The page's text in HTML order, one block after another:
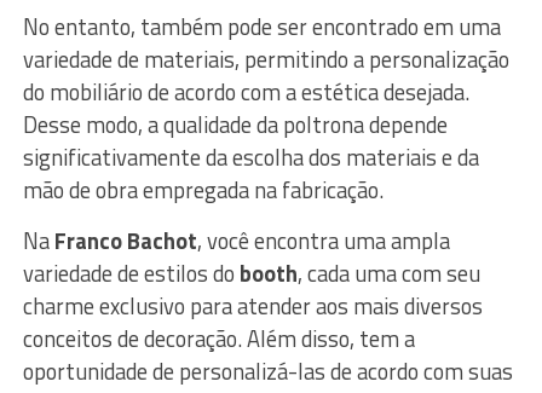
No entanto, também pode ser encontrado em uma
variedade de materiais, permitindo a personalização
do mobiliário de acordo com a estética desejada.
Desse modo, a qualidade da poltrona depende
significativamente da escolha dos materiais e da
mão de obra empregada na fabricação.
NaFranco Bachot, você encontra uma ampla
variedade de estilos do booth, cada uma com seu
charme exclusivo para atender aos mais diversos
conceitos de decoração. Além disso, tem a
oportunidade de personalizá-las de acordo com suas